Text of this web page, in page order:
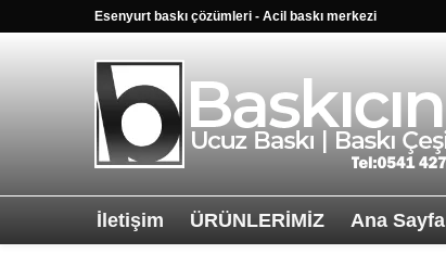
Esenyurt baskı çözümleri - Acil baskı merkezi
İletişim ÜRÜNLERİMİZ Ana Sayfa